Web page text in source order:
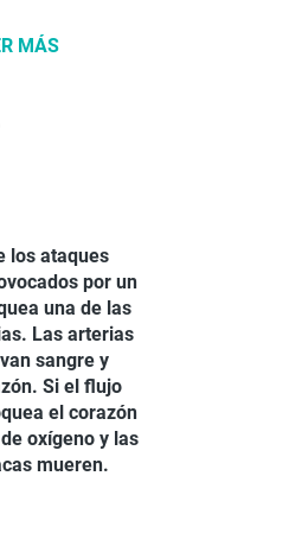
MÁS
los ataques
por un
una de las
Las arterias
sangre y
Si el flujo
el corazón
oxígeno y las
mueren.